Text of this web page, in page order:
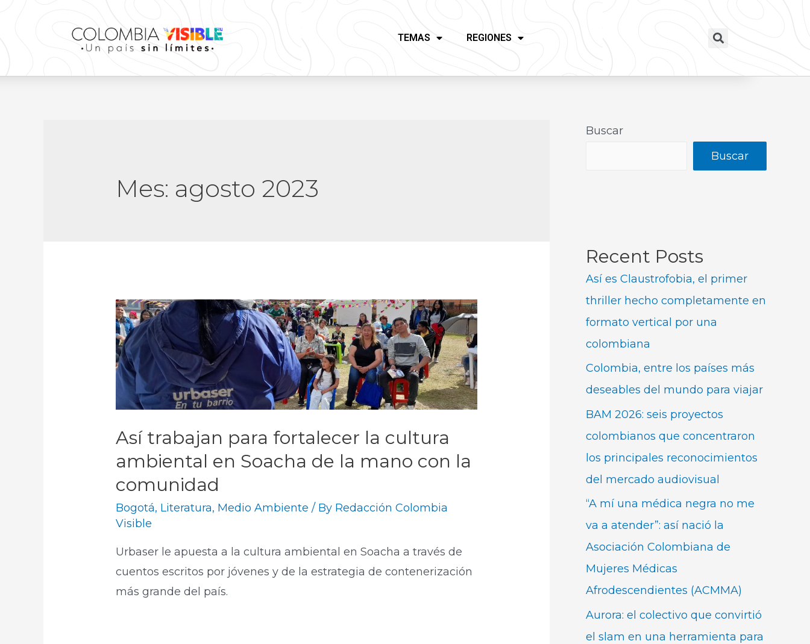
TEMAS REGIONES
Mes: agosto 2023
Así trabajan para fortalecer la cultura
ambiental en Soacha de la mano con la
comunidad
Bogotá, Literatura, Medio Ambiente / By Redacción Colombia
Visible
Urbaser le apuesta a la cultura ambiental en Soacha a través de
cuentos escritos por jóvenes y de la estrategia de contenerización
más grande del país.
Buscar
Buscar
Recent Posts
Así es Claustrofobia, el primer
thriller hecho completamente en
formato vertical por una
colombiana
Colombia, entre los países más
deseables del mundo para viajar
BAM 2026: seis proyectos
colombianos que concentraron
los principales reconocimientos
del mercado audiovisual
“A mí una médica negra no me
va a atender”: así nació la
Asociación Colombiana de
Mujeres Médicas
Afrodescendientes (ACMMA)
Aurora: el colectivo que convirtió
el slam en una herramienta para